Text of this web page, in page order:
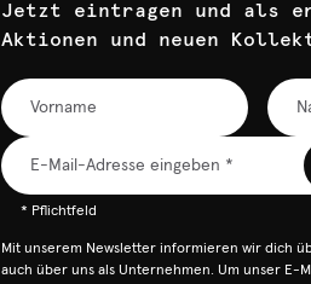
Jetzt eintragen und als
Aktionen und neuen
* Pflichtfeld
Mit unserem Newsletter informieren wir dich
auch über uns als Unternehmen. Um unser E-